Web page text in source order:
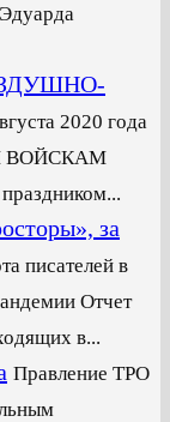
2020 года
ВОЙСКАМ
за
писателей в
Отчет
в...
Правление ТРО